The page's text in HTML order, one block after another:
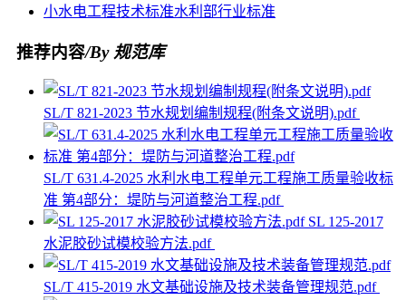
小水电工程技术标准水利部行业标准
推荐内容/By 规范库
SL/T 821-2023 节水规划编制规程(附条文说明).pdf
SL/T 631.4-2025 水利水电工程单元工程施工质量验收标
准 第4部分：堤防与河道整治工程.pdf
SL 125-2017
水泥胶砂试模校验方法.pdf
SL/T 415-2019 水文基础设施及技术装备管理规范.pdf